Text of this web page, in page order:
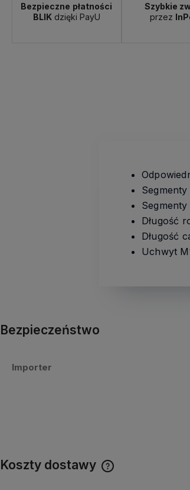
Bezpieczne płatności
BLIKdzięki PayU
Szybkie
przez
Segmenty
Długość
Długość
Uchwyt
Bezpieczeństwo
Importer
Koszty dostawy